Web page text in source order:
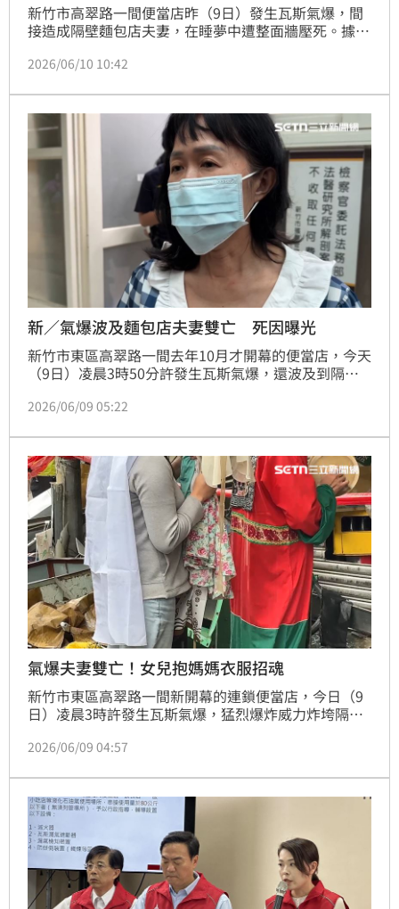
新竹市高翠路一間便當店昨（9日）發生瓦斯氣爆，間
接造成隔壁麵包店夫妻，在睡夢中遭整面牆壓死。據了
鑽石婚的表揚，原本一家人歡歡喜喜要迎接的盛事，如
2026/06/10 10:42
新／氣爆波及麵包店夫妻雙亡 死因曝光
新竹市東區高翠路一間去年10月才開幕的便當店，今天
（9日）凌晨3時50分許發生瓦斯氣爆，還波及到隔壁
行相驗，確定夫妻倆是因牆壁倒塌造成腹、胸損傷，引
2026/06/09 05:22
氣爆夫妻雙亡！女兒抱媽媽衣服招魂
新竹市東區高翠路一間新開幕的連鎖便當店，今日（9
日）凌晨3時許發生瓦斯氣爆，猛烈爆炸威力炸垮隔壁
被救出時已經沒有生命跡象，送醫不治。一夕間痛失至
程緊握母親衣服，二人呼喊雙親姓名，擲筊一次就獲允
杯，場面哀戚。
2026/06/09 04:57